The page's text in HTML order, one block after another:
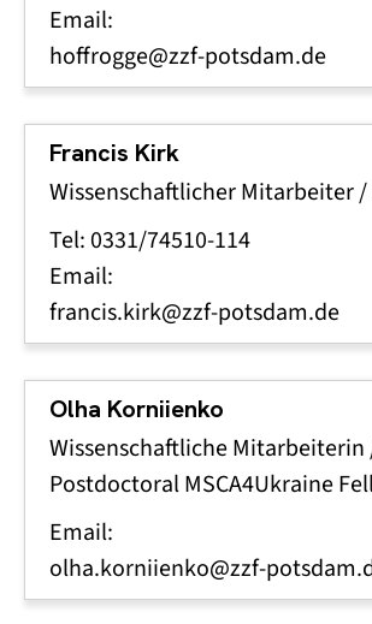
Email:
hoffrogge@zzf-potsdam.de
Francis Kirk
Wissenschaftlicher Mitarbeiter
Tel: 0331/74510-114
Email:
francis.kirk@zzf-potsdam.de
Olha Korniienko
Wissenschaftliche Mitarbeiterin
Postdoctoral MSCA4Ukraine
Email:
olha.korniienko@zzf-